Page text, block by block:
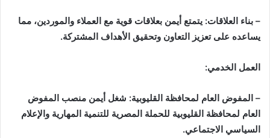
– بناء العلاقات: يتمتع أيمن بعلاقات قوية مع العملاء والموردين، مما
يساعده على تعزيز التعاون وتحقيق الأهداف المشتركة.
العمل الخدمي:
– المفوض العام لمحافظة القليوبية: شغل أيمن منصب المفوض
العام لمحافظة القليوبية للحملة المصرية للتنمية المهارية والإعلام
السياسي الاجتماعي.